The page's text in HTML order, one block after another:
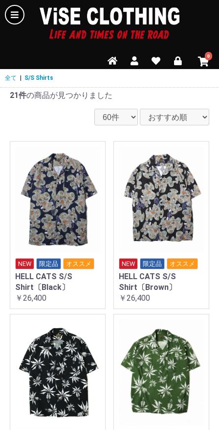
0
全て S/S Shirts
21件の商品が見つかりました
NEW 限定品 オススメ
HELL CATS S/S
Shirt〔Black〕
￥26,400
NEW 限定品 オススメ
HELL CATS S/S
Shirt〔Brown〕
￥26,400